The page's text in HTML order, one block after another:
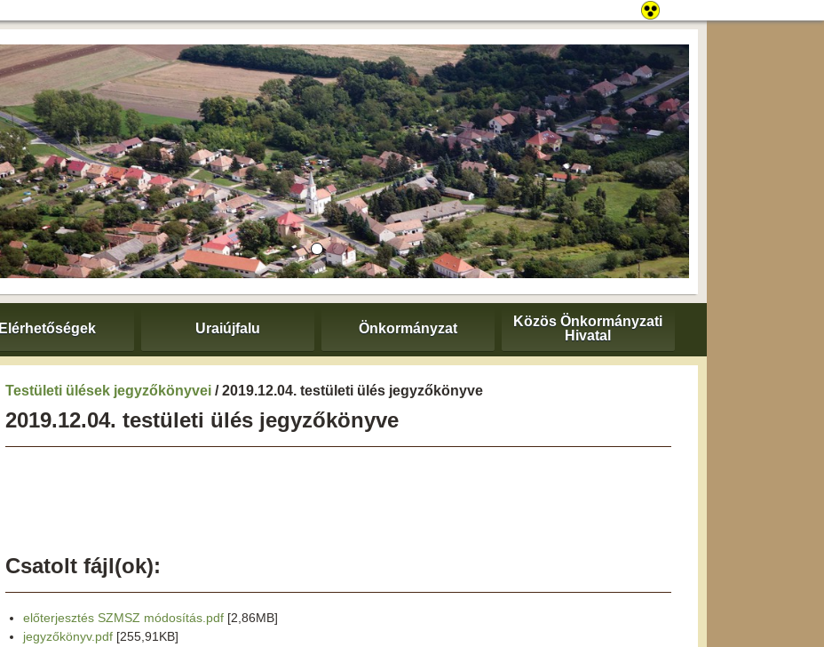
Elérhetőségek Uraiújfalu Önkormányzat
Közös Önkormányzati
Hivatal
Testületi ülések jegyzőkönyvei / 2019.12.04. testületi ülés jegyzőkönyve
2019.12.04. testületi ülés jegyzőkönyve
Csatolt fájl(ok):
előterjesztés SZMSZ módosítás.pdf [2,86MB]
jegyzőkönyv.pdf [255,91KB]